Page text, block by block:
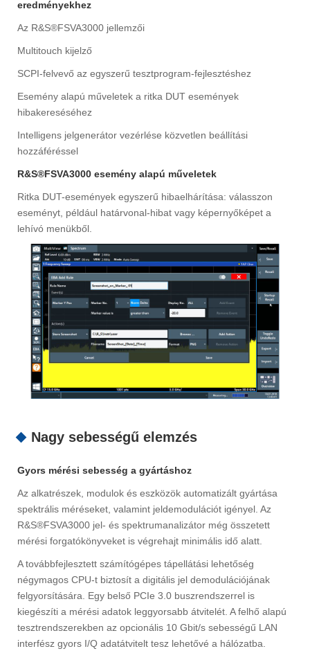
eredményekhez
Az R&S®FSVA3000 jellemzői
Multitouch kijelző
SCPI-felvevő az egyszerű tesztprogram-fejlesztéshez
Esemény alapú műveletek a ritka DUT események
hibakereséséhez
Intelligens jelgenerátor vezérlése közvetlen beállítási
hozzáféréssel
R&S®FSVA3000 esemény alapú műveletek
Ritka DUT-események egyszerű hibaelhárítása: válasszon
eseményt, például határvonal-hibat vagy képernyőképet a
lehívó menükből.
Nagy sebességű elemzés
Gyors mérési sebesség a gyártáshoz
Az alkatrészek, modulok és eszközök automatizált gyártása
spektrális méréseket, valamint jeldemodulációt igényel. Az
R&S®FSVA3000 jel- és spektrumanalizátor még összetett
mérési forgatókönyveket is végrehajt minimális idő alatt.
A továbbfejlesztett számítógépes tápellátási lehetőség
négymagos CPU-t biztosít a digitális jel demodulációjának
felgyorsítására. Egy belső PCIe 3.0 buszrendszerrel is
kiegészíti a mérési adatok leggyorsabb átvitelét. A felhő alapú
tesztrendszerekben az opcionális 10 Gbit/s sebességű LAN
interfész gyors I/Q adatátvitelt tesz lehetővé a hálózatba.